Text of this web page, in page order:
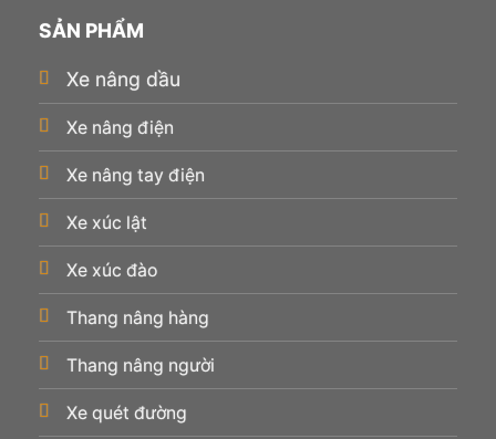
SẢN PHẨM
Xe nâng dầu
Xe nâng điện
Xe nâng tay điện
Xe xúc lật
Xe xúc đào
Thang nâng hàng
Thang nâng người
Xe quét đường